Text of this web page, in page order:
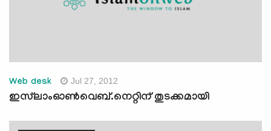
Web desk Jul 27, 2012
ഇസ്‌ലാംഓണ്‍വെബ്.നെറ്റിന് തുടക്കമായി